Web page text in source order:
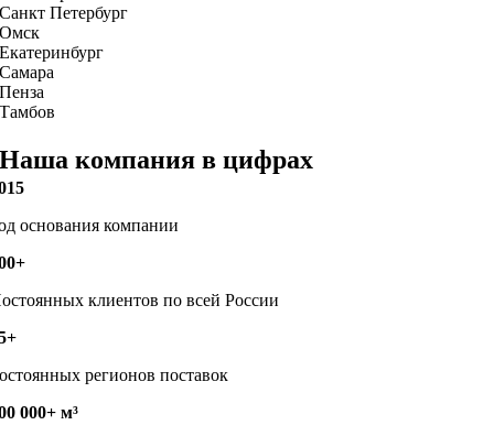
Санкт Петербург
Омск
Екатеринбург
Самара
Пенза
Тамбов
Наша компания в цифрах
основания компании
клиентов по всей России
регионов поставок
000+ м³